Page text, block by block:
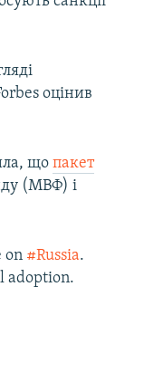
оцінив
щопакет
(МВФ) і
on #Russia.
adoption.